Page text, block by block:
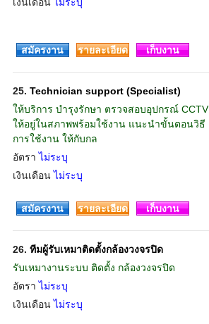
สมัครงาน
รายละเอียด เก็บงาน
25. Technician support (Specialist)
ให้บริการ บำรุงรักษา ตรวจสอบอุปกรณ์ CCTV
ให้อยู่ในสภาพพร้อมใช้งาน แนะนำขั้นตอนวิธี
การใช้งาน ให้กับกล
อัตราไม่ระบุ
เงินเดือนไม่ระบุ
สมัครงาน
รายละเอียด เก็บงาน
26. ทีมผู้รับเหมาติดตั้งกล้องวงจรปิด
รับเหมางานระบบ ติดตั้ง กล้องวงจรปิด
อัตราไม่ระบุ
เงินเดือนไม่ระบุ